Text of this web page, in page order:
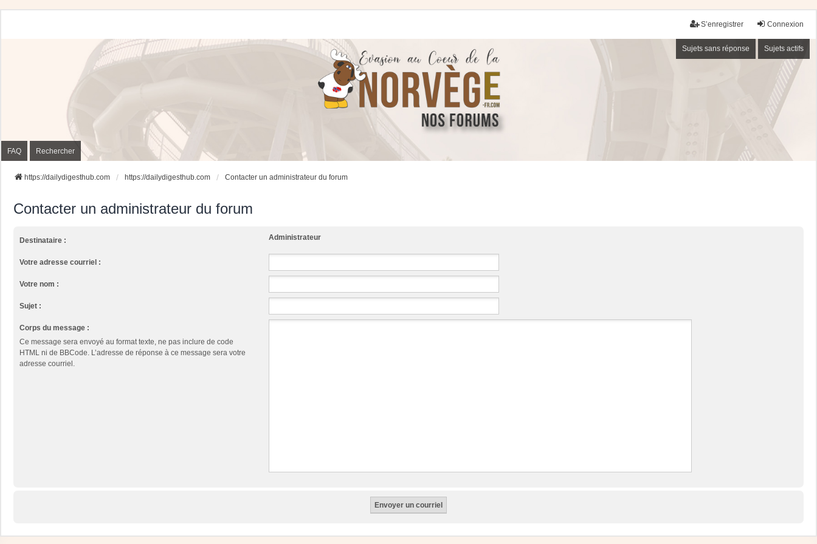
Connexion
S’enregistrer
Sujets sans réponse Sujets actifs
FAQ Rechercher
https://dailydigesthub.com https://dailydigesthub.com Contacter un administrateur du forum
Contacter un administrateur du forum
Destinataire : Administrateur
Votre adresse courriel :
Votre nom :
Sujet :
Corps du message :
Ce message sera envoyé au format texte, ne pas inclure de code
HTML ni de BBCode. L’adresse de réponse à ce message sera votre
adresse courriel.